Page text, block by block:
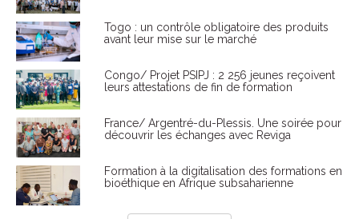
Togo : un contrôle obligatoire des produits
avant leur mise sur le marché
Congo/ Projet PSIPJ : 2 256 jeunes reçoivent
leurs attestations de fin de formation
France/ Argentré-du-Plessis. Une soirée pour
découvrir les échanges avec Reviga
Formation à la digitalisation des formations en
bioéthique en Afrique subsaharienne